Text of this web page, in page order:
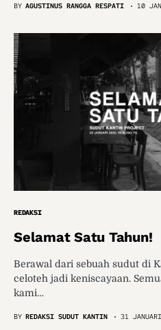
BY AGUSTINUS RANGGA RESPATI 10
REDAKSI
Selamat Satu Tahun!
Berawal dari sebuah sudut di
celoteh jadi keniscayaan.
kami…
BY REDAKSI SUDUT KANTIN 31